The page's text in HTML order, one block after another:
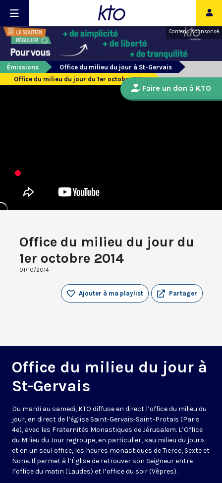
Contenu sponsorisé
Émissions
Office du milieu du jour à St-Gervais
Office du milieu du jour du 1er octobre 2014
Office du milieu du jour du
1er octobre 2014
01/10/2014
Partager
Ajouter à ma playlist
Office du milieu du jour à
St-Gervais
Du mardi au samedi, KTO diffuse en direct l’office du milieu du
jour, en direct de l’église Saint-Gervais-Saint-Protais (Paris
4e), avec les Fraternités Monastiques de Jérusalem. L’Office
du Milieu du Jour regroupe, en particulier, «au milieu du jour»
et en un seul office, les heures monastiques de Tierce, Sexte et
None. Il permet à l’Église de retrouver son Seigneur entre
l’office du matin (Laudes) et l’office du soir (Vêpres).
Faire un don à KTO